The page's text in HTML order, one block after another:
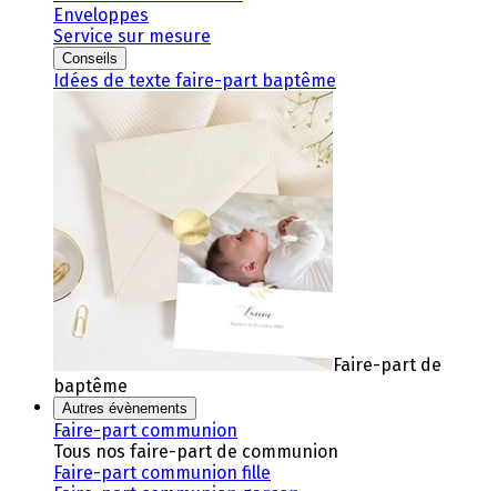
Enveloppes
Service sur mesure
Conseils
Idées de texte faire-part baptême
Faire-part de
baptême
Autres évènements
Faire-part communion
Tous nos faire-part de communion
Faire-part communion fille